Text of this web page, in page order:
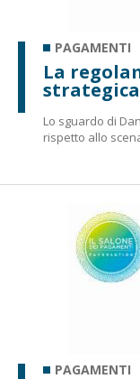
PAGAMENTI
La
Lo sguardo di
rispetto allo
PAGAMENTI